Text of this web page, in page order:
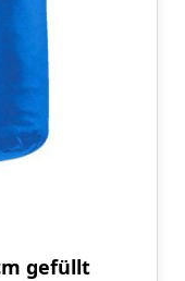
gefüllt